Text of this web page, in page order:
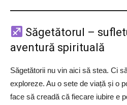
Săgetătorul –
aventură spirituală
Săgetătorii nu vin aici să stea. Ci
exploreze. Au o sete de viață și o
face să creadă că fiecare iubire e